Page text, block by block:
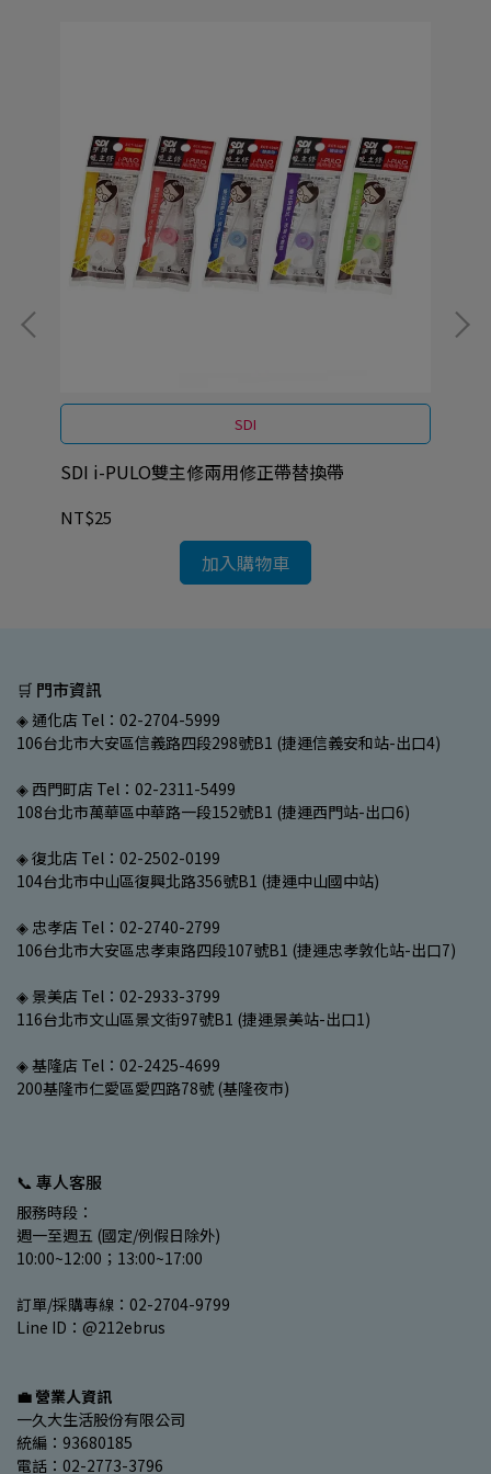
SDI
SDI i-PULO雙主修兩用修正帶替換帶
NT$25
加入購物車
🛒 門市資訊
◈ 通化店 Tel：02-2704-5999
106台北市大安區信義路四段298號B1 (捷運信義安和站-出口4)
◈ 西門町店 Tel：02-2311-5499
108台北市萬華區中華路一段152號B1 (捷運西門站-出口6)
◈ 復北店 Tel：02-2502-0199
104台北市中山區復興北路356號B1 (捷運中山國中站)
◈ 忠孝店 Tel：02-2740-2799
106台北市大安區忠孝東路四段107號B1 (捷運忠孝敦化站-出口7)
◈ 景美店 Tel：02-2933-3799
116台北市文山區景文街97號B1 (捷運景美站-出口1)
◈ 基隆店 Tel：02-2425-4699
200基隆市仁愛區愛四路78號 (基隆夜市)
📞 專人客服
服務時段：
週一至週五 (國定/例假日除外)
10:00~12:00；13:00~17:00
訂單/採購專線：02-2704-9799
Line ID：@212ebrus
💼 營業人資訊
一久大生活股份有限公司
統編：93680185
電話：02-2773-3796